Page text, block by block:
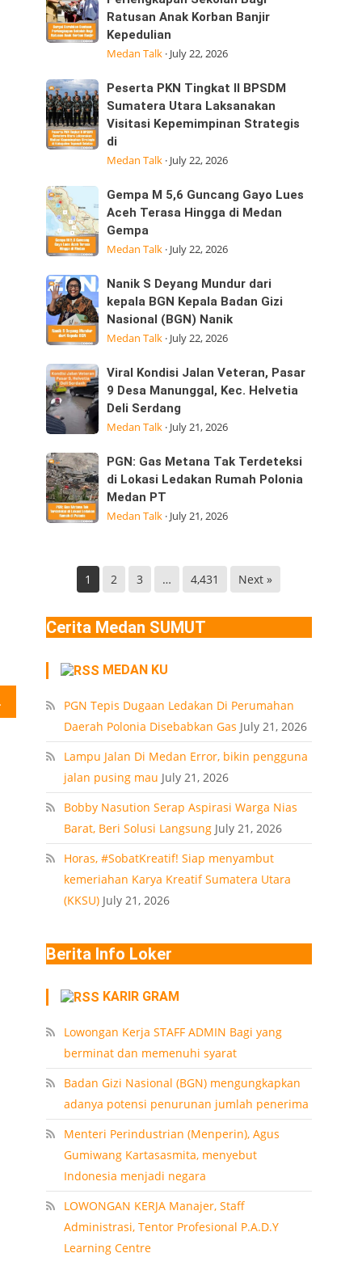
Sumut
MK
tanjakan
di
simpang
dijalan
Tritura
Serahkan
Bantuan
Perlengkapan
Sekolah
Bagi
Ratusan
Anak
Kepedulian
Ratusan Anak Korban Banjir
Kepedulian
Medan Talk· July 22, 2026
Peserta
PKN
Tingkat
II
Sumatera
Utara
Laksanakan
Visitasi
Strategis
di
Peserta PKN Tingkat II BPSDM
Sumatera Utara Laksanakan
Visitasi Kepemimpinan Strategis
di
Medan Talk· July 22, 2026
Gempa
M
5,6
Guncang
Gayo
Lues
Aceh
Terasa
Hingga
di
Medan
Gempa
Gempa M 5,6 Guncang Gayo Lues
Aceh Terasa Hingga di Medan
Gempa
Medan Talk· July 22, 2026
Nanik
S
Deyang
Mundur
dari
kepala
BGN
Kepala
Badan
Gizi
Nasional
(BGN) Nanik
Nanik S Deyang Mundur dari
kepala BGN Kepala Badan Gizi
Nasional (BGN) Nanik
Medan Talk· July 22, 2026
Viral
Kondisi
Jalan
Veteran,
Pasar
9
Desa
Manunggal,
Kec.
Serdang
Viral Kondisi Jalan Veteran, Pasar
9 Desa Manunggal, Kec. Helvetia
Deli Serdang
Medan Talk· July 21, 2026
PGN:
Gas
Metana
Tak
Ledakan
Rumah
Polonia
PT
PGN: Gas Metana Tak Terdeteksi
di Lokasi Ledakan Rumah Polonia
Medan PT
Medan Talk· July 21, 2026
1 2 3 … 4,431 Next »
Cerita Medan SUMUT
MEDAN KU
PGN Tepis Dugaan Ledakan Di Perumahan
Daerah Polonia Disebabkan Gas July 21, 2026
Lampu Jalan Di Medan Error, bikin pengguna
jalan pusing mau July 21, 2026
Bobby Nasution Serap Aspirasi Warga Nias
Barat, Beri Solusi Langsung July 21, 2026
Horas, #SobatKreatif! Siap menyambut
kemeriahan Karya Kreatif Sumatera Utara
(KKSU) July 21, 2026
Berita Info Loker
KARIR GRAM
Lowongan Kerja STAFF ADMIN Bagi yang
berminat dan memenuhi syarat
Badan Gizi Nasional (BGN) mengungkapkan
adanya potensi penurunan jumlah penerima
Menteri Perindustrian (Menperin), Agus
Gumiwang Kartasasmita, menyebut
Indonesia menjadi negara
LOWONGAN KERJA Manajer, Staff
Administrasi, Tentor Profesional P.A.D.Y
Learning Centre